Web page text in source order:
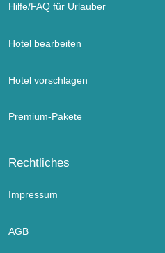
Hilfe/FAQ für Urlauber
Hotel bearbeiten
Hotel vorschlagen
Premium-Pakete
Rechtliches
Impressum
AGB